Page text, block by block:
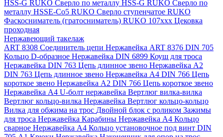
HSS-G RUKO Сверло по металлу HSS-G RUKO Сверло по
металлу HSSE-Co5 RUKO Сверло ступенчатое RUKO
Фаскосниматель (гратосниматель) RUKO 107xxx Цековка
проходная
Нержавеющий такелаж
ART 8308 Соединитель цепи Нержавейка ART 8376 DIN 705
Кольцо D-образное Нержавейка DIN 6899 Коуш для троса
Нержавейка DIN 763 Цепь длинное звено Нержавейка A2
DIN 763 Цепь длинное звено Нержавейка A4 DIN 766 Цепь
короткое звено Нержавейка A2 DIN 766 Цепь короткое звено
Нержавейка А4 U-болт нержавейка Вертлюг вилка-вилка
Вертлюг кольцо-вилка Нержавейка Вертлюг кольцо-кольцо
Вилка для обжима на трос Двойной блок с роликом Зажимы
для троса Нержавейка Карабины Нержавейка А4 Кольцо
сварное Нержавейка A4 Кольцо установочное под винт DIN